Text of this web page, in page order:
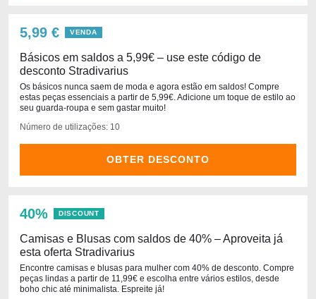
5,99 € VENDA
Básicos em saldos a 5,99€ – use este código de
desconto Stradivarius
Os básicos nunca saem de moda e agora estão em saldos! Compre
estas peças essenciais a partir de 5,99€. Adicione um toque de estilo ao
seu guarda-roupa e sem gastar muito!
Número de utilizações: 10
OBTER DESCONTO
40% DISCOUNT
Camisas e Blusas com saldos de 40% – Aproveita já
esta oferta Stradivarius
Encontre camisas e blusas para mulher com 40% de desconto. Compre
peças lindas a partir de 11,99€ e escolha entre vários estilos, desde
boho chic até minimalista. Espreite já!